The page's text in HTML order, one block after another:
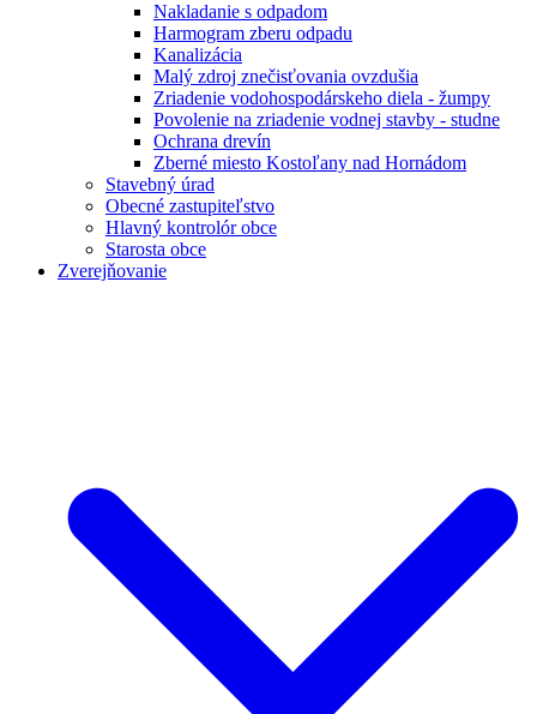
Nakladanie s odpadom
Harmogram zberu odpadu
Kanalizácia
Malý zdroj znečisťovania ovzdušia
Zriadenie vodohospodárskeho diela - žumpy
Povolenie na zriadenie vodnej stavby - studne
Ochrana drevín
Zberné miesto Kostoľany nad Hornádom
Stavebný úrad
Obecné zastupiteľstvo
Hlavný kontrolór obce
Starosta obce
Zverejňovanie